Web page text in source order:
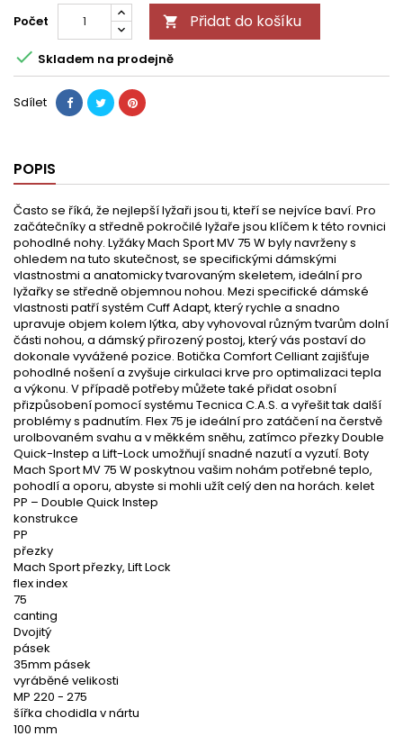
Počet  Přidat do košíku
 Skladem na prodejně
Sdílet
POPIS
Často se říká, že nejlepší lyžaři jsou ti, kteří se nejvíce baví. Pro
začátečníky a středně pokročilé lyžaře jsou klíčem k této rovnici
pohodlné nohy. Lyžáky Mach Sport MV 75 W byly navrženy s
ohledem na tuto skutečnost, se specifickými dámskými
vlastnostmi a anatomicky tvarovaným skeletem, ideální pro
lyžařky se středně objemnou nohou. Mezi specifické dámské
vlastnosti patří systém Cuff Adapt, který rychle a snadno
upravuje objem kolem lýtka, aby vyhovoval různým tvarům dolní
části nohou, a dámský přirozený postoj, který vás postaví do
dokonale vyvážené pozice. Botička Comfort Celliant zajišťuje
pohodlné nošení a zvyšuje cirkulaci krve pro optimalizaci tepla
a výkonu. V případě potřeby můžete také přidat osobní
přizpůsobení pomocí systému Tecnica C.A.S. a vyřešit tak další
problémy s padnutím. Flex 75 je ideální pro zatáčení na čerstvě
urolbovaném svahu a v měkkém sněhu, zatímco přezky Double
Quick-Instep a Lift-Lock umožňují snadné nazutí a vyzutí. Boty
Mach Sport MV 75 W poskytnou vašim nohám potřebné teplo,
pohodlí a oporu, abyste si mohli užít celý den na horách. kelet
PP – Double Quick Instep
konstrukce
PP
přezky
Mach Sport přezky, Lift Lock
flex index
75
canting
Dvojitý
pásek
35mm pásek
vyráběné velikosti
MP 220 - 275
šířka chodidla v nártu
100 mm